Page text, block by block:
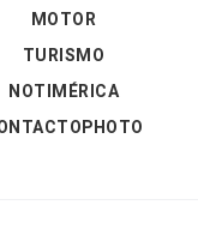
MOTOR
TURISMO
NOTIMÉRICA